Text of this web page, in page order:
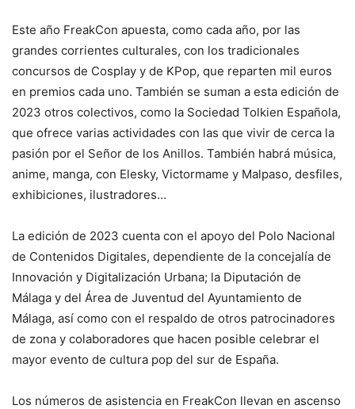
Este año FreakCon apuesta, como cada año, por las
grandes corrientes culturales, con los tradicionales
concursos de Cosplay y de KPop, que reparten mil euros
en premios cada uno. También se suman a esta edición de
2023 otros colectivos, como la Sociedad Tolkien Española,
que ofrece varias actividades con las que vivir de cerca la
pasión por el Señor de los Anillos. También habrá música,
anime, manga, con Elesky, Victormame y Malpaso, desfiles,
exhibiciones, ilustradores…
La edición de 2023 cuenta con el apoyo del Polo Nacional
de Contenidos Digitales, dependiente de la concejalía de
Innovación y Digitalización Urbana; la Diputación de
Málaga y del Área de Juventud del Ayuntamiento de
Málaga, así como con el respaldo de otros patrocinadores
de zona y colaboradores que hacen posible celebrar el
mayor evento de cultura pop del sur de España.
Los números de asistencia en FreakCon llevan en ascenso